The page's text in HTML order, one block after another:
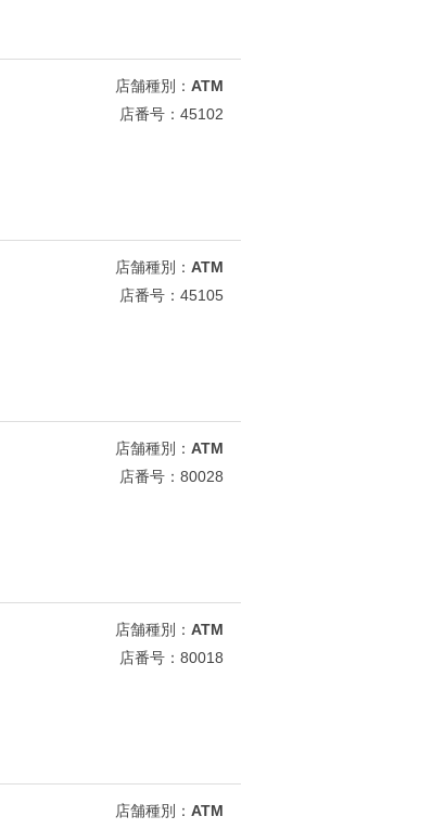
店舗種別： ATM
店番号：45102
店舗種別： ATM
店番号：45105
店舗種別： ATM
店番号：80028
店舗種別： ATM
店番号：80018
店舗種別： ATM